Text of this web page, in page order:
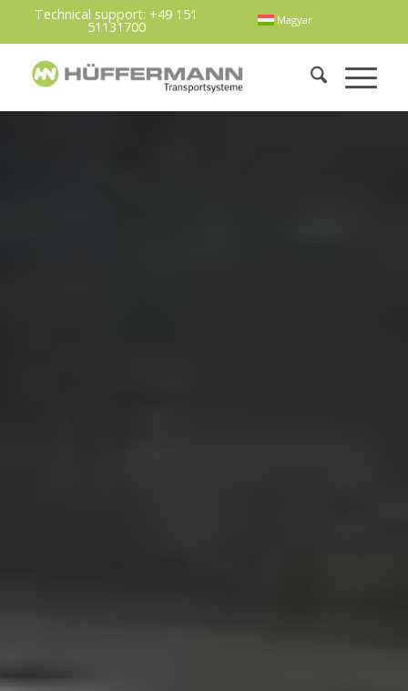
Magyar
Technical support: +49 151
51131700